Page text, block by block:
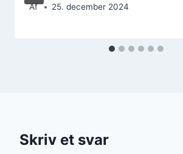
Af 25. december 2024
Skriv et svar